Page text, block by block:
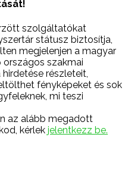
szolgáltatókat
státusz biztosítja,
megjelenjen a magyar
szakmai
részleteit,
fényképeket és sok
mi teszi
az alább megadott
kérlek jelentkezz be.